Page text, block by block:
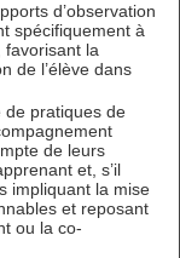
d’observation
spécifiquement à
favorisant la
de l’élève dans
de pratiques de
de leurs
et, s’il
impliquant la mise
et reposant
ou la co-